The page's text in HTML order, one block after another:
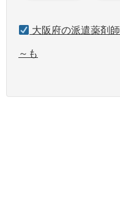
大阪府の派遣薬剤
～も